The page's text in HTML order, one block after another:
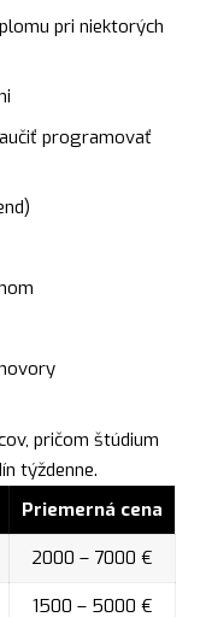
pri niektorých
programovať
pričom štúdium
týždenne.
Priemerná cena
2000 – 7000 €
1500 – 5000 €